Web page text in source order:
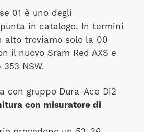
01 è uno degli
in catalogo. In termini
alto troviamo solo la 00
il nuovo Sram Red AXS e
NSW.
con gruppo Dura-Ace Di2
con misuratore di